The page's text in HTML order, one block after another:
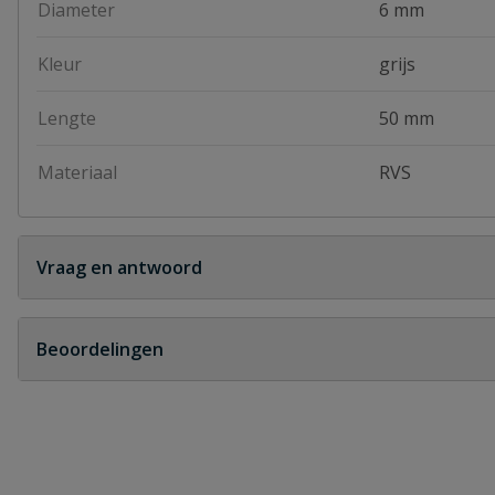
Diameter 6 mm
Kleur grijs
Lengte 50 mm
Materiaal RVS
Vraag en antwoord
Geen vragen
Beoordelingen